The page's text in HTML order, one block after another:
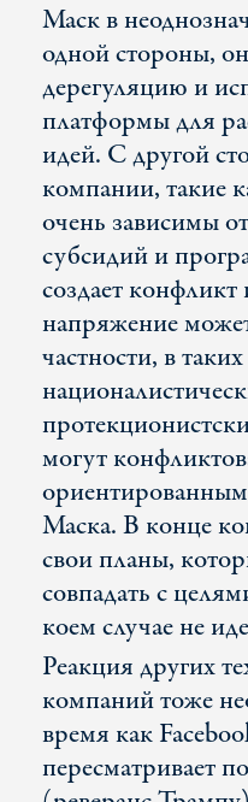
Маск в
одной стороны,
дерегуляцию и
платформы для
идей. С другой
компании, такие
очень зависимы
субсидий и
создает
напряжение
частности, в
могут
Маска. В конце
свои планы,
совпадать с
коем случае не
Реакция других
компаний тоже
время как
пересматривает